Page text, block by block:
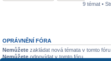
9 témat •
OPRÁVNĚNÍ FÓRA
Nemůžete zakládat nová témata v tomto fóru
Nemůžete odpovídat v tomto fóru